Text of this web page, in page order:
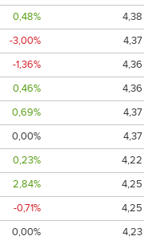
0,48%
4,38
-3,00%
4,37
-1,36%
4,36
0,46%
4,36
0,69%
4,37
0,00%
4,37
0,23%
4,22
2,84%
4,25
-0,71%
4,25
0,00%
4,23